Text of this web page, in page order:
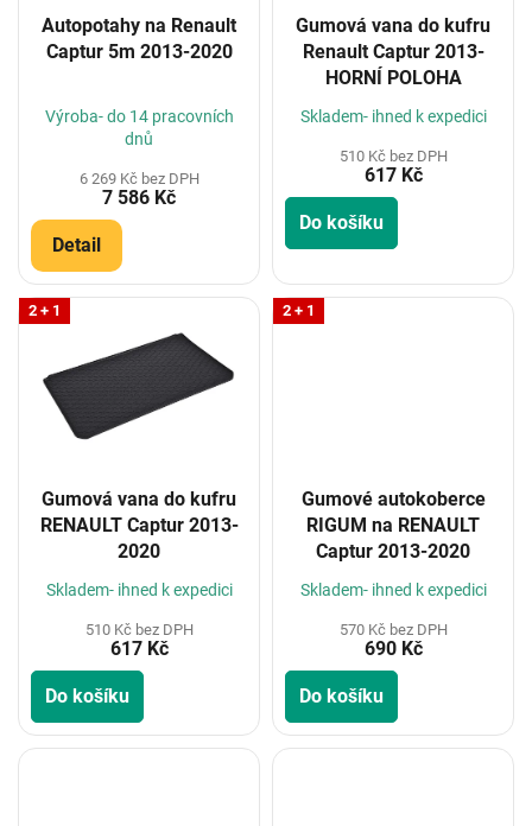
Autopotahy na Renault
Captur 5m 2013-2020
Výroba- do 14 pracovních
dnů
6 269 Kč bez DPH
7 586 Kč
Detail
Gumová vana do kufru
Renault Captur 2013-
HORNÍ POLOHA
Skladem- ihned k expedici
510 Kč bez DPH
617 Kč
Do košíku
2 + 1
Gumová vana do kufru
RENAULT Captur 2013-
2020
Skladem- ihned k expedici
510 Kč bez DPH
617 Kč
Do košíku
2 + 1
Gumové autokoberce
RIGUM na RENAULT
Captur 2013-2020
Skladem- ihned k expedici
570 Kč bez DPH
690 Kč
Do košíku